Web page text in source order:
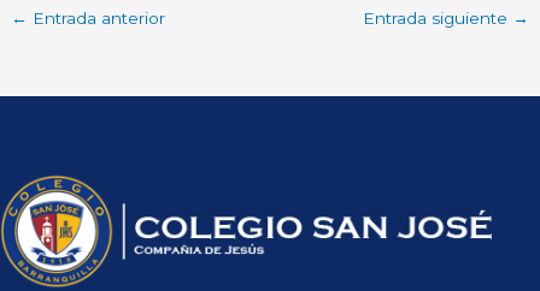
← Entrada anterior Entrada siguiente →